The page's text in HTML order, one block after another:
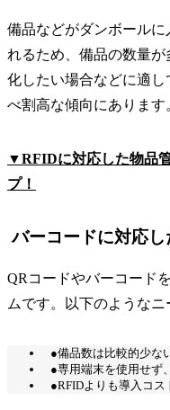
備品などがダンボール
れるため、備品の数量
化したい場合などに適
べ割高な傾向にあります
▼RFIDに対応した物品
プ！
バーコードに対応
QRコードやバーコード
ムです。以下のようなニ
●備品数は比較的少な
●専用端末を使用せず
●RFIDよりも導入コス